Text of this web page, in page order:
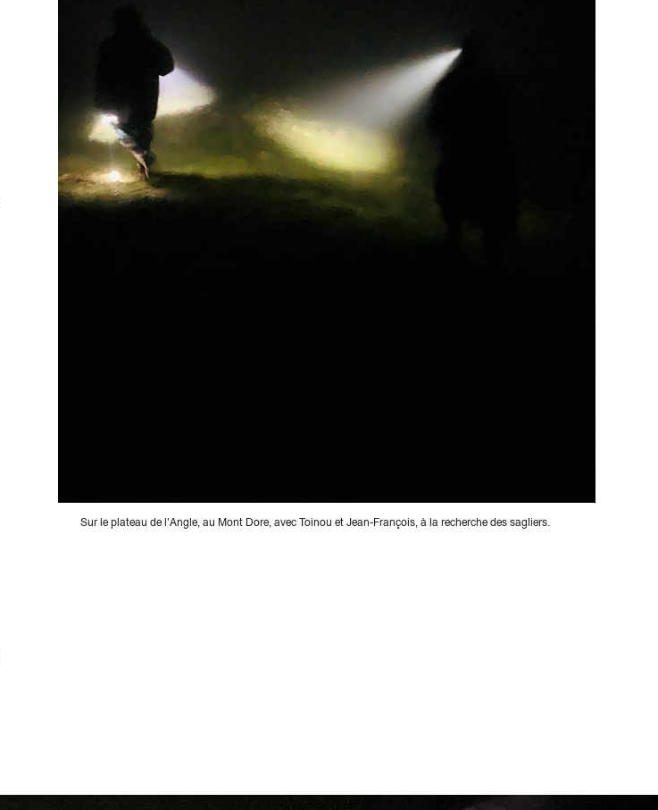
Sur le plateau de l'Angle, au Mont Dore, avec Toinou et Jean-François, à la recherche des sagliers.